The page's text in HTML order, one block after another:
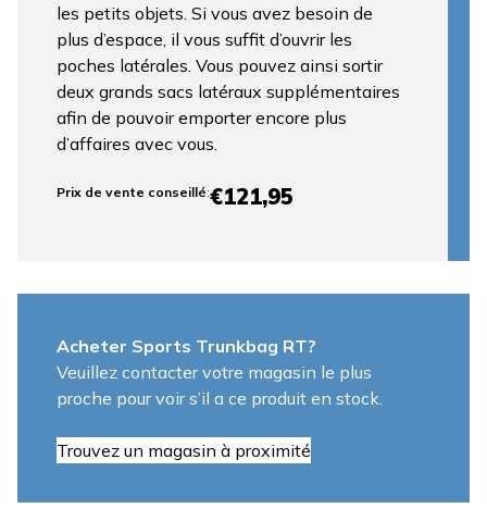
les petits objets. Si vous avez besoin de
plus d’espace, il vous suffit d’ouvrir les
poches latérales. Vous pouvez ainsi sortir
deux grands sacs latéraux supplémentaires
afin de pouvoir emporter encore plus
d’affaires avec vous.
Prix ​​de vente conseillé:€121,95
Acheter Sports Trunkbag RT?
Veuillez contacter votre magasin le plus
proche pour voir s’il a ce produit en stock.
Trouvez un magasin à proximité